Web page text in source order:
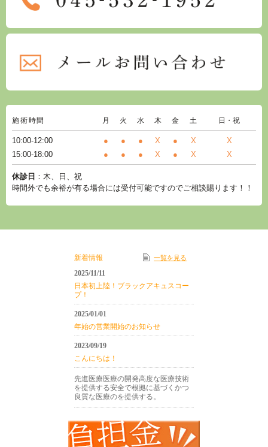
施術時間 月 火 水 木 金 土 日・祝
10:00-12:00 ● ● ● X ● X
X
15:00-18:00
● ● ● X ● X X
休診日 ：木、日、祝
時間外でも余裕が有る場合には受付可能ですのでご相談賜ります！！
新着情報 一覧を見る
2025/11/11
日本初上陸！ブラックアキュスコー
プ！
2025/01/01
年始の営業開始のお知らせ
2023/09/19
こんにちは！
先進医療医療の開発高度な医療技術
を提供する安全で根拠に基づくかつ
良質な医療のを提供する。